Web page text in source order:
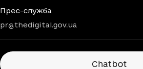
Прес-служба
pr@thedigital.gov.ua
Chatbots
Chatbot